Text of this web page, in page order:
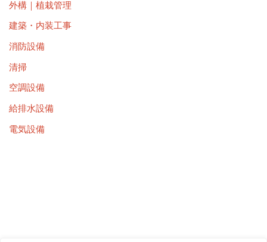
外構｜植栽管理
建築・内装工事
消防設備
清掃
空調設備
給排水設備
電気設備